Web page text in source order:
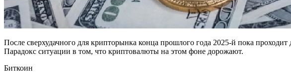
После сверхудачного для крипторынка конца прошлого года 2025-й пока
Парадокс ситуации в том, что криптовалюты на этом фоне дорожают.
Биткоин